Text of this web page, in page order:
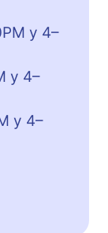
y 4–
y 4–
y 4–